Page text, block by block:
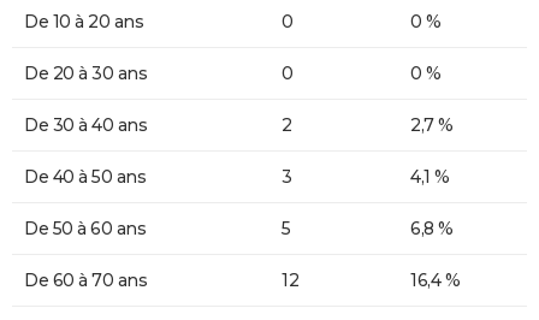
De 10 à 20 ans 0 0 %
De 20 à 30 ans 0 0 %
De 30 à 40 ans 2 2,7 %
De 40 à 50 ans 3 4,1 %
De 50 à 60 ans 5 6,8 %
De 60 à 70 ans 12 16,4 %